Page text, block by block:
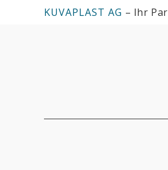
KUVAPLAST AG – Ihr